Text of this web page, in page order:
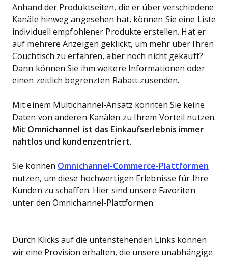
Anhand der Produktseiten, die er über verschiedene
Kanäle hinweg angesehen hat, können Sie eine Liste
individuell empfohlener Produkte erstellen. Hat er
auf mehrere Anzeigen geklickt, um mehr über Ihren
Couchtisch zu erfahren, aber noch nicht gekauft?
Dann können Sie ihm weitere Informationen oder
einen zeitlich begrenzten Rabatt zusenden.
Mit einem Multichannel-Ansatz könnten Sie keine
Daten von anderen Kanälen zu Ihrem Vorteil nutzen.
Mit Omnichannel ist das Einkaufserlebnis immer
nahtlos und kundenzentriert.
Sie können Omnichannel-Commerce-Plattformen
nutzen, um diese hochwertigen Erlebnisse für Ihre
Kunden zu schaffen. Hier sind unsere Favoriten
unter den Omnichannel-Plattformen:
Durch Klicks auf die untenstehenden Links können
wir eine Provision erhalten, die unsere unabhängige